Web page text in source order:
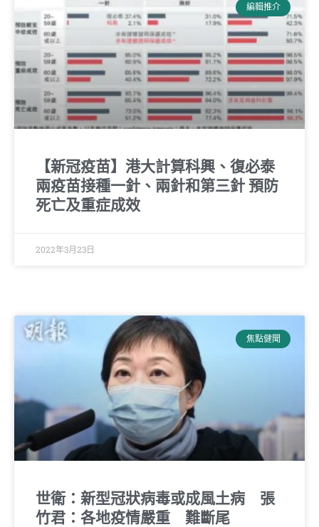
編輯推介
【新冠疫苗】港大計算科興、復必泰
兩疫苗接種一針、兩針和第三針 預防
死亡及重症成效
2022年3月23日
焦點健聞
世衛：新型冠狀病毒或成風土病 張
竹君：各地疫情嚴重 難斷尾